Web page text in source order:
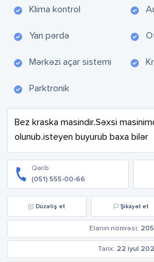
Klima kontrol
Yan pərdə
Mərkəzi açar sistemi
Parktronik
Bez kraska masindir.Səxsi
olunub.isteyen buyurub baxa bilər
Qərib
(051) 555-00-66
Düzəliş et Şikayət et
Elanın nömrəsi:
Tarix: 22 iyul